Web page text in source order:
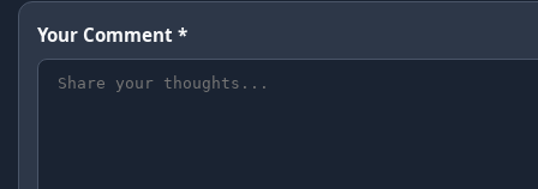
Your Comment *